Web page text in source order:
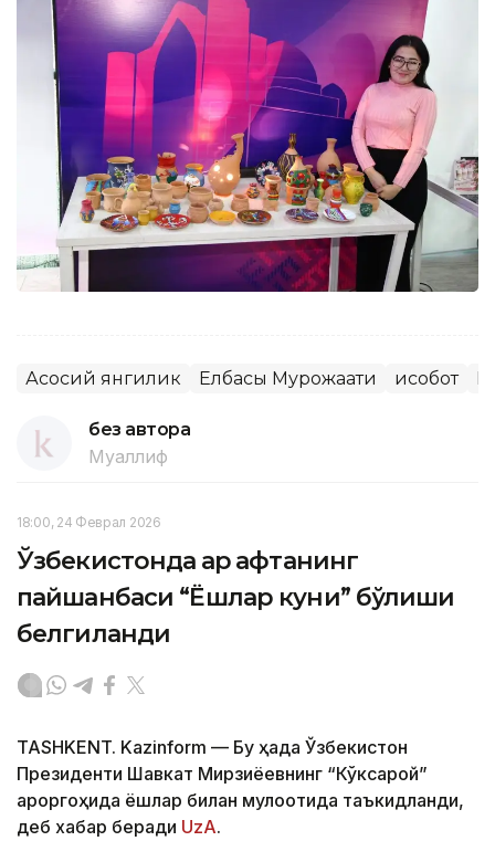
Асосий янгилик Елбасы Мурожаати Ҳисобот
без автора
Муаллиф
18:00, 24 Феврал 2026
Ўзбекистонда ҳар ҳафтанинг
пайшанбаси “Ёшлар куни” бўлиши
белгиланди
TASHKENT. Kazinform — Бу ҳақда Ўзбекистон
Президенти Шавкат Мирзиёевнинг “Кўксарой”
қароргоҳида ёшлар билан мулоқотида таъкидланди,
деб хабар беради UzA.